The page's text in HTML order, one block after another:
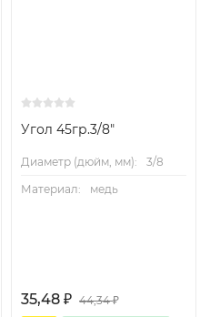
Угол 45гр.3/8"
Диаметр (дюйм, мм):
3/8
Материал:
медь
35,48 ₽ 44,34₽